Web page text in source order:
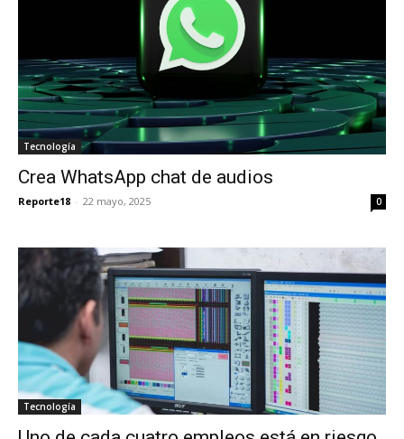
Tecnología
Crea WhatsApp chat de audios
Reporte18 - 22 mayo, 2025 0
Tecnología